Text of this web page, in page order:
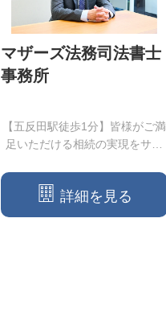
マザーズ法務司法書士
事務所
【五反田駅徒歩1分】皆様がご満
足いただける相続の実現をサポ
詳細を見る